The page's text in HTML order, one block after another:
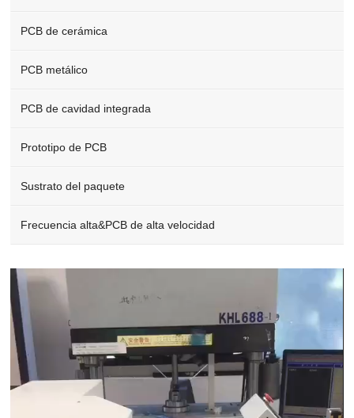
PCB de cerámica
PCB metálico
PCB de cavidad integrada
Prototipo de PCB
Sustrato del paquete
Frecuencia alta&PCB de alta velocidad
Video
Player